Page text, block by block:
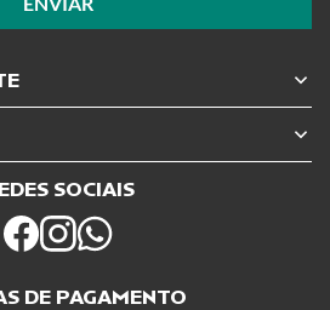
SOCIAIS
DE PAGAMENTO